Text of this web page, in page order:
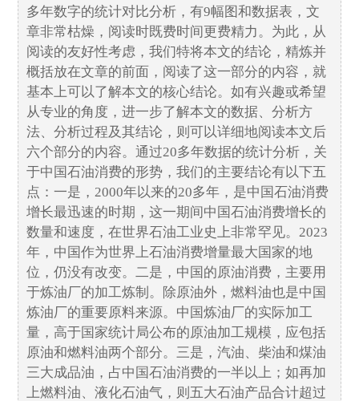
多年数字的统计对比分析，有9幅图和数据表，文
章非常枯燥，阅读时既费时间更费精力。为此，从
阅读的友好性考虑，我们特将本文的结论，精炼并
概括放在文章的前面，阅读了这一部分的内容，就
基本上可以了解本文的核心结论。如有兴趣或希望
从专业的角度，进一步了解本文的数据、分析方
法、分析过程及其结论，则可以详细地阅读本文后
六个部分的内容。通过20多年数据的统计分析，关
于中国石油消费的形势，我们的主要结论有以下五
点：一是，2000年以来的20多年，是中国石油消费
增长最迅速的时期，这一期间中国石油消费增长的
数量和速度，在世界石油工业史上非常罕见。2023
年，中国作为世界上石油消费增量最大国家的地
位，仍没有改变。二是，中国的原油消费，主要用
于炼油厂的加工炼制。除原油外，燃料油也是中国
炼油厂的重要原料来源。中国炼油厂的实际加工
量，高于国家统计局公布的原油加工规模，应包括
原油和燃料油两个部分。三是，汽油、柴油和煤油
三大成品油，占中国石油消费的一半以上；如再加
上燃料油、液化石油气，则五大石油产品合计超过